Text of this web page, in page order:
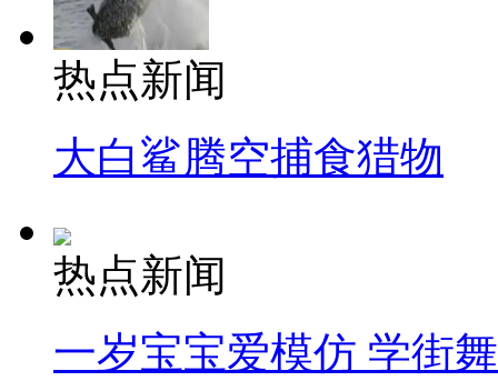
热点新闻
大白鲨腾空捕食猎物
热点新闻
一岁宝宝爱模仿 学街